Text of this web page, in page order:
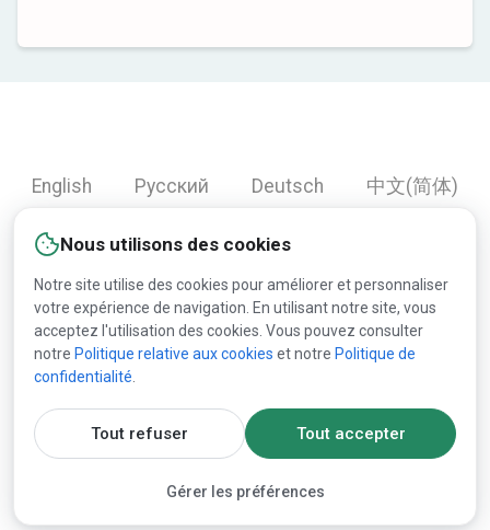
Nous utilisons des cookies
Notre site utilise des cookies pour améliorer et personnaliser
votre expérience de navigation. En utilisant notre site, vous
acceptez l'utilisation des cookies. Vous pouvez consulter
notre Politique relative aux cookies et notre Politique de
confidentialité
Tout refuser Tout accepter
Gérer les préférences
English Русский Deutsch
中文(简体)
العربية
Türkçe Bahasa Indonesia
Copyright © 2000-2026 Lesprom Network. Tous droits
La republication du contenu de Lesprom Network est
interdite sans l’accord écrit préalable de Lesprom Network.
Documents juridiques